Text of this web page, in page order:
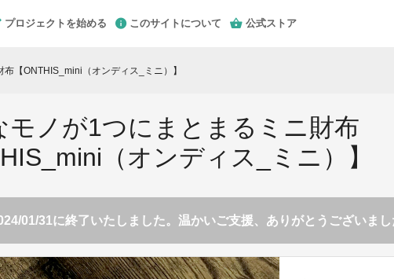
プロジェクトを始める このサイトについて 公式ストア
【ONTHIS_mini（オンディス_ミニ）】
モノが1つにまとまるミニ財布
（オンディス_ミニ）】
01/31に終了いたしました。温かいご支援、ありがとうございまし